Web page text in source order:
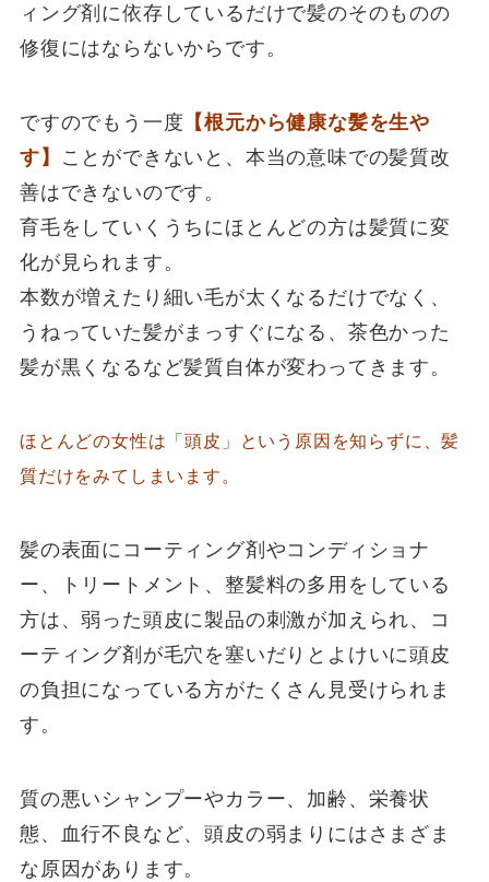
ィング剤に依存しているだけで髪のそのものの
修復にはならないからです。
ですのでもう一度 【根元から健康な髪を生や
す】
ことができないと、本当の意味での髪質改
善はできないのです。
育毛をしていくうちにほとんどの方は髪質に変
化が見られます。
本数が増えたり細い毛が太くなるだけでなく、
うねっていた髪がまっすぐになる、茶色かった
髪が黒くなるなど髪質自体が変わってきます。
ほとんどの女性は「頭皮」という原因を知らずに、髪
質だけをみてしまいます。
髪の表面にコーティング剤やコンディショナ
ー、トリートメント、整髪料の多用をしている
方は、弱った頭皮に製品の刺激が加えられ、コ
ーティング剤が毛穴を塞いだりとよけいに頭皮
の負担になっている方がたくさん見受けられま
す。
質の悪いシャンプーやカラー、加齢、栄養状
態、血行不良など、頭皮の弱まりにはさまざま
な原因があります。